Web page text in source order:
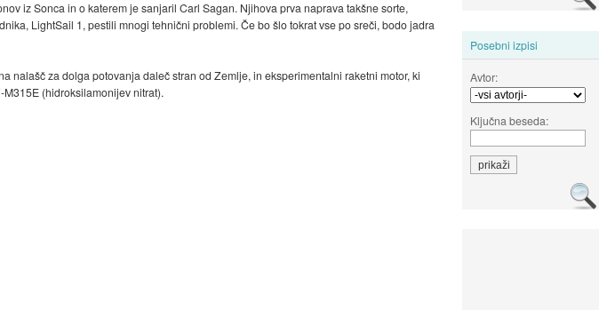
Posebni izpisi
Avtor:
Ključna beseda:
iz Sonca in o katerem je sanjaril Carl Sagan. Njihova prva naprava takšne sorte,
LightSail 1, pestili mnogi tehnični problemi. Če bo šlo tokrat vse po sreči, bodo jadra
nalašč za dolga potovanja daleč stran od Zemlje, in eksperimentalni raketni motor, ki
(hidroksilamonijev nitrat).